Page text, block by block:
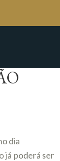
dia
já poderá ser